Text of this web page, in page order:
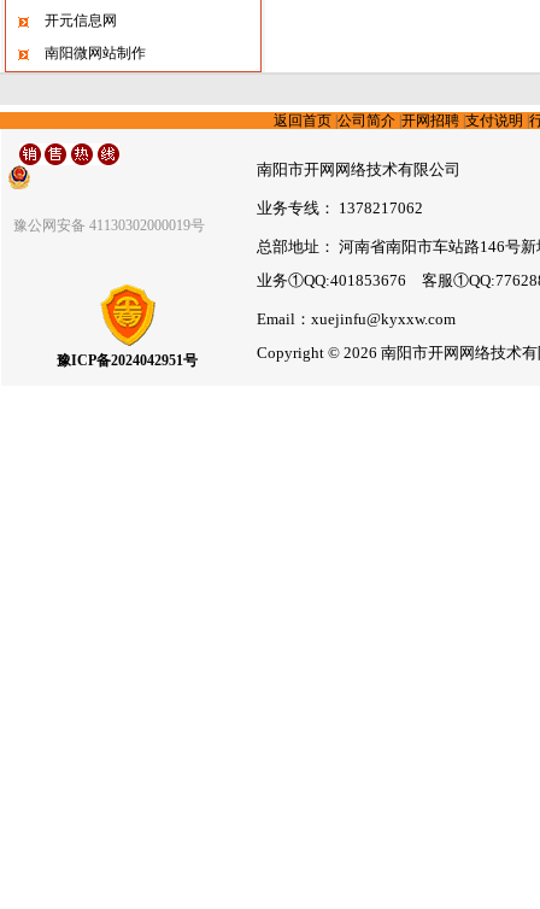
开元信息网
南阳微网站制作
返回首页 |公司简介 |开网招聘 |支付说明 |
豫公网安备 41130302000019号
豫ICP备2024042951号
南阳市开网网络技术有限公司
业务专线： 1378217062
总部地址： 河南省南阳市车站路146号
业务①QQ:401853676 客服
Email：xuejinfu@kyxxw.com
Copyright © 2026 南阳市开网网络技术